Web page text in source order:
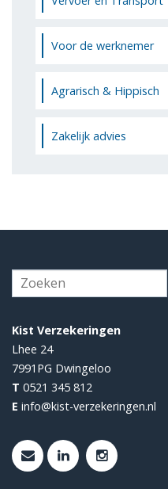
Voor de werknemer
Agrarisch & Hippisch
Zakelijk advies
Kist Verzekeringen
Lhee 24
7991PG Dwingeloo
T 0521 345 812
E info@kist-verzekeringen.nl